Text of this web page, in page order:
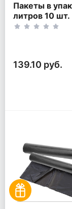
Пакеты в
литров 10 шт.
(10шт*5рул)
139.10 руб.